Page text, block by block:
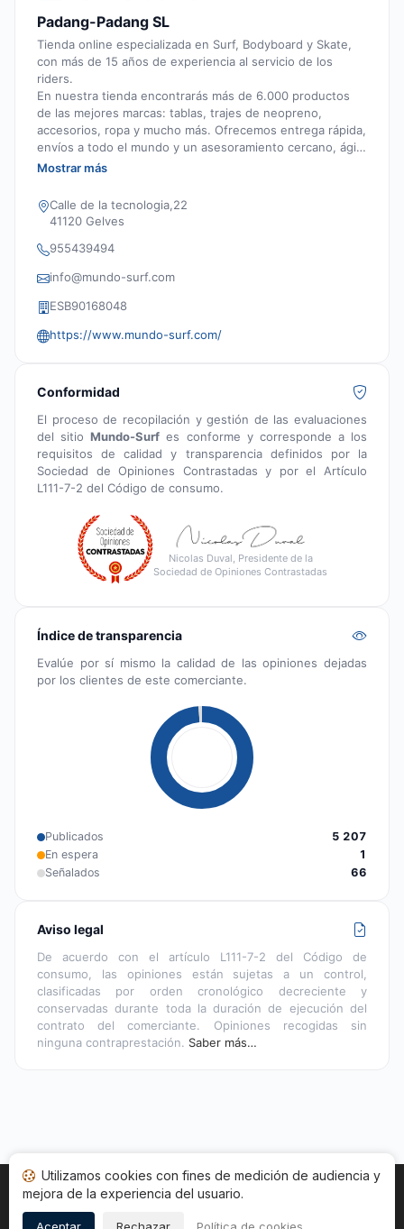
Padang-Padang SL
Tienda online especializada en Surf, Bodyboard y Skate,
con más de 15 años de experiencia al servicio de los
riders.
En nuestra tienda encontrarás más de 6.000 productos
de las mejores marcas: tablas, trajes de neopreno,
accesorios, ropa y mucho más. Ofrecemos entrega rápida,
envíos a todo el mundo y un asesoramiento cercano, ágil
y personalizado, realizado por surfistas expertos y
fuera del agua.
Mostrar más
Calle de la tecnologia,22
41120 Gelves
955439494
info@mundo-surf.com
ESB90168048
https://www.mundo-surf.com/
Conformidad
El proceso de recopilación y gestión de las evaluaciones
del sitioMundo-Surf es conforme y corresponde a los
requisitos de calidad y transparencia definidos por la
Sociedad de Opiniones Contrastadas y por el Artículo
L111-7-2 del Código de consumo.
Nicolas Duval, Presidente de la
Sociedad de Opiniones Contrastadas
Índice de transparencia
Evalúe por sí mismo la calidad de las opiniones dejadas
por los clientes de este comerciante.
Publicados
5 207
En espera
1
Señalados
66
Aviso legal
De acuerdo con el artículo L111-7-2 del Código de
consumo, las opiniones están sujetas a un control,
clasificadas por orden cronológico decreciente y
conservadas durante toda la duración de ejecución del
contrato del comerciante. Opiniones recogidas sin
ninguna contraprestación. Saber más…
Inicio Estado opiniones Categorías
Utilizamos cookies con fines de medición de audiencia y
mejora de la experiencia del usuario.